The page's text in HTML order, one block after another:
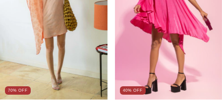
70% OFF 40% OFF